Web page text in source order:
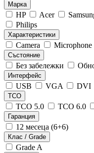
Марка
HP Acer
Philips
Характеристики
Camera Microphone
Състояние
Без забележки
Интерфейс
USB VGA DVI
TCO
TCO 5.0 TCO 6.0
Гаранция
12 месеца (6+6)
Клас / Grade
Grade A